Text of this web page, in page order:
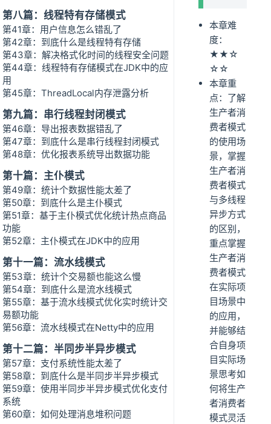
第八篇：线程特有存储模式
第41章：用户信息怎么错乱了
第42章：到底什么是线程特有存储
第43章：解决格式化时间的线程安全问题
第44章：线程特有存储模式在JDK中的应
用
第45章：ThreadLocal内存泄露分析
第九篇：串行线程封闭模式
第46章：导出报表数据错乱了
第47章：到底什么是串行线程封闭模式
第48章：优化报表系统导出数据功能
第十篇：主仆模式
第49章：统计个数据性能太差了
第50章：到底什么是主仆模式
第51章：基于主仆模式优化统计热点商品
功能
第52章：主仆模式在JDK中的应用
第十一篇：流水线模式
第53章：统计个交易额也能这么慢
第54章：到底什么是流水线模式
第55章：基于流水线模式优化实时统计交
易额功能
第56章：流水线模式在Netty中的应用
第十二篇：半同步半异步模式
第57章：支付系统性能太差了
第58章：到底什么是半同步半异步模式
第59章：使用半同步半异步模式优化支付
系统
第60章：如何处理消息堆积问题
本章难
度：
★★☆
☆☆
本章重
点：了解
生产者消
费者模式
的使用场
景，掌握
生产者消
费者模式
与多线程
异步方式
的区别，
重点掌握
生产者消
费者模式
在实际项
目场景中
的应用，
并能够结
合自身项
目实际场
景思考如
何将生产
者消费者
模式灵活